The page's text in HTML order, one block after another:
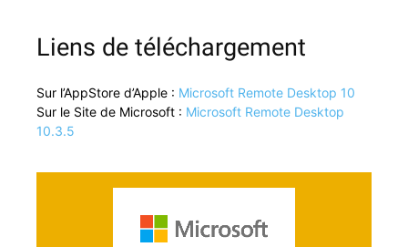
Liens de téléchargement
Sur l’App­Store d’Ap­ple : Microsoft Remote Desk­top 10
Sur le Site de Microsoft : Microsoft Remote Desk­top
10.3.5